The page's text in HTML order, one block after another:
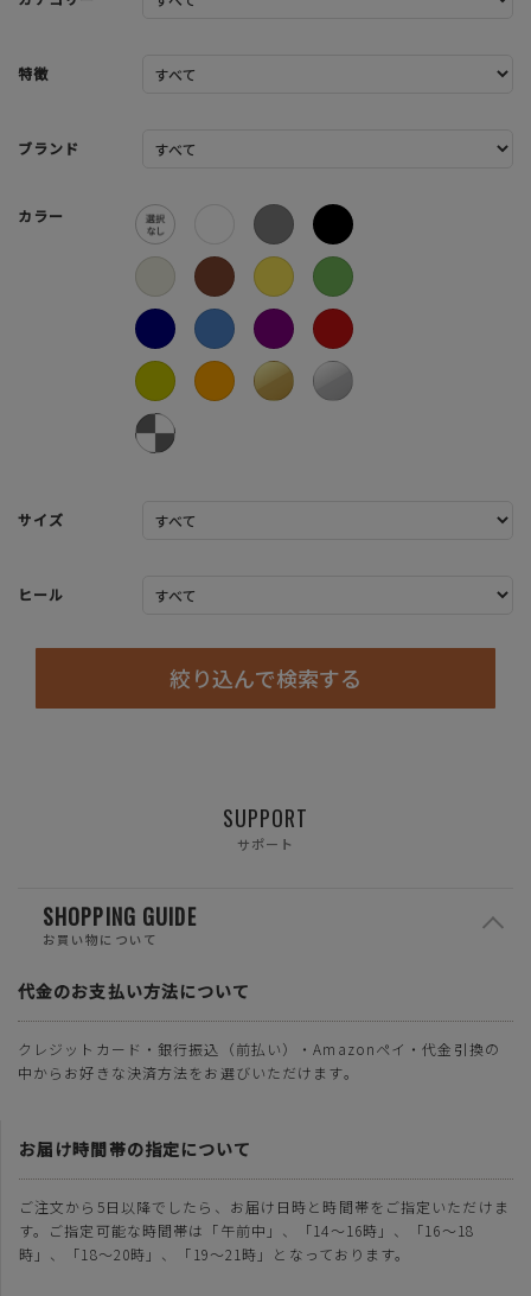
特徴
ブランド
カラー
サイズ
ヒール
絞り込んで検索する
SUPPORT
サポート
SHOPPING GUIDE
お買い物について
代金のお支払い方法について
クレジットカード・銀行振込（前払い）・Amazonペイ・代金引換の
中からお好きな決済方法をお選びいただけます。
お届け時間帯の指定について
ご注文から5日以降でしたら、お届け日時と時間帯をご指定いただけま
す。ご指定可能な時間帯は「午前中」、「14～16時」、「16～18
時」、「18～20時」、「19～21時」となっております。